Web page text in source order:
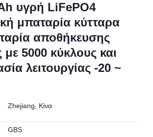
υγρή LiFePO4
μπαταρία κύτταρα
αποθήκευσης
με 5000 κύκλους και
λειτουργίας -20 ~
Zhejiang, Κίνα
GBS